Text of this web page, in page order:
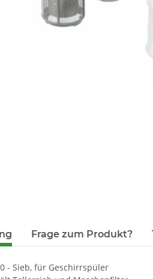
Frage zum Produkt?
- Sieb, für Geschirrspüler
BSH
00312478 00312477 ( 4